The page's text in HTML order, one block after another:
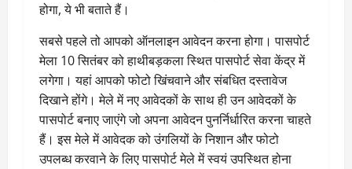
होगा, ये भी बताते हैं।
सबसे पहले तो आपको ऑनलाइन आवेदन करना होगा। पासपोर्ट
मेला 10 सितंबर को हाथीबड़कला स्थित पासपोर्ट सेवा केंद्र में
लगेगा। यहां आपको फोटो खिंचवाने और संबधित दस्तावेज
दिखाने होंगे। मेले में नए आवेदकों के साथ ही उन आवेदकों के
पासपोर्ट बनाए जाएंगे जो अपना आवेदन पुनर्निर्धारित करना चाहते
हैं। इस मेले में आवेदक को उंगलियों के निशान और फोटो
उपलब्ध करवाने के लिए पासपोर्ट मेले में स्वयं उपस्थित होना